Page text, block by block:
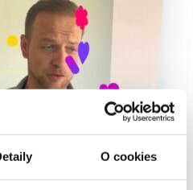
O cookies